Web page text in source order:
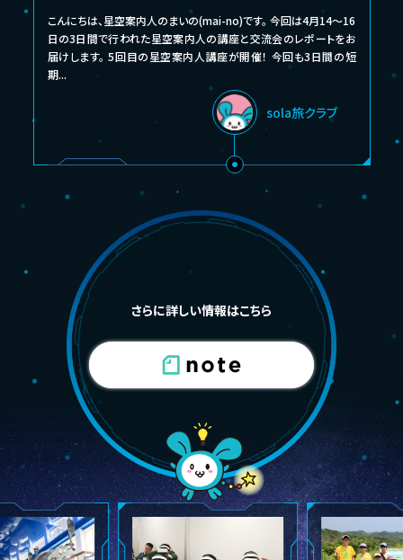
こんにちは、星空案内人のまいの(mai-no)です。 今回は4月14〜16
日の3日間で行われた星空案内人の講座と交流会のレポートをお
届けします。 5回目の星空案内人講座が開催！ 今回も3日間の短
期...
sola旅クラブ
さらに詳しい情報はこちら